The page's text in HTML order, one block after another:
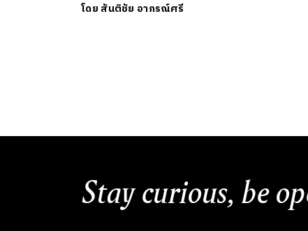
โดย สันติชัย อาภรณ์ศรี
Stay curious, be